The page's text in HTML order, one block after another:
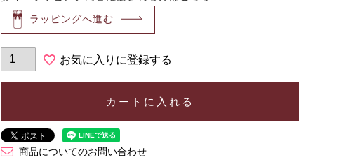
ラッピングへ進む
お気に入りに登録する
カートに入れる
商品についてのお問い合わせ